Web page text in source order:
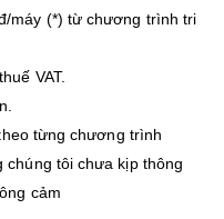
máy (*) từ chương trình tri
VAT.
từng chương trình
chúng tôi chưa kịp thông
cảm